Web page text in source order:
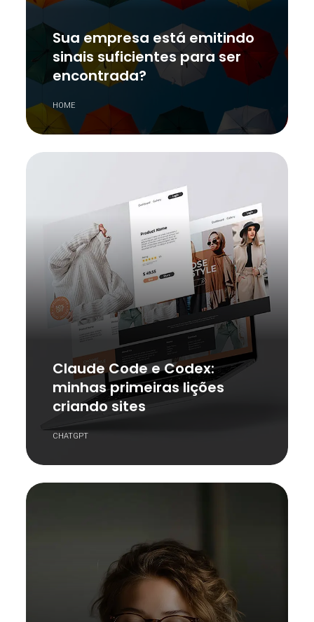
Sua empresa está emitindo
sinais suficientes para ser
encontrada?
HOME
Claude Code e Codex:
minhas primeiras lições
criando sites
CHATGPT